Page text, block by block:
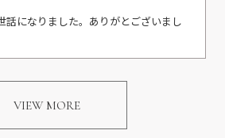
話になりました。ありがとございまし
VIEW MORE